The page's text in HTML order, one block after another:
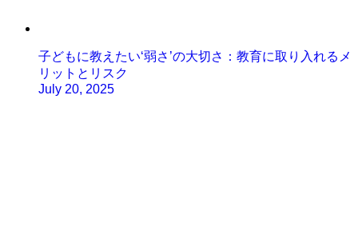
子どもに教えたい‘弱さ’の大切さ：教育に取り入れるメ
リットとリスク
July 20, 2025